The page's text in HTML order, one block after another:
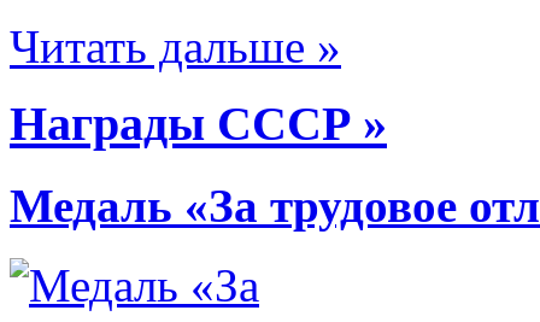
Читать дальше »
Награды СССР »
Медаль «За трудовое